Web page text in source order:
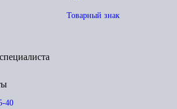
Товарный знак
40